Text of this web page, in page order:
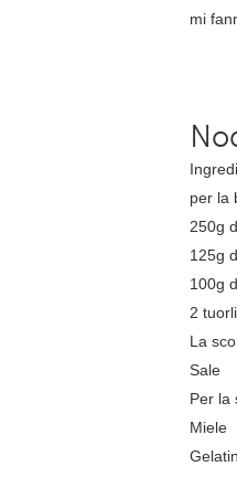
mi
per la
250g
125g
100g
2 tuorli
La
Sale
Per la
Miele